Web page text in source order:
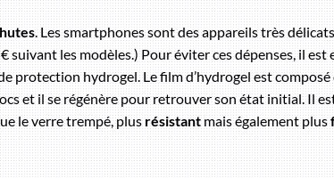
. Les smartphones sont des appareils très
suivant les modèles.) Pour éviter ces dépenses, il
hydrogel. Le film d’hydrogel est composé
et il se régénère pour retrouver son état initial. Il
le verre trempé, plusrésistantmais également plus